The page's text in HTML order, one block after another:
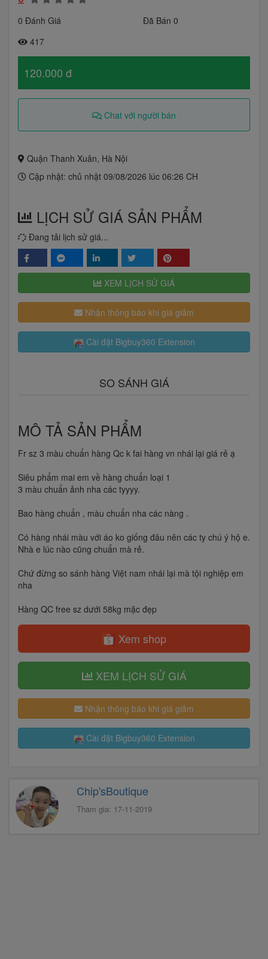
0 Đánh Giá
Đã Bán 0
417
120.000 đ
Chat với người bán
Quận Thanh Xuân, Hà Nội
Cập nhật: chủ nhật 09/08/2026 lúc 06:26 CH
LỊCH SỬ GIÁ SẢN PHẨM
Đang tải lịch sử giá...
XEM LỊCH SỬ GIÁ
Nhận thông báo khi giá giảm
Cài đặt Bigbuy360 Extension
SO SÁNH GIÁ
MÔ TẢ SẢN PHẨM
Fr sz 3 màu chuẩn hàng Qc k fai hàng vn nhái lại giá rẻ ạ
Siêu phẩm mai em về hàng chuẩn loại 1
3 màu chuẩn ảnh nha các tyyyy.
Bao hàng chuẩn , màu chuẩn nha các nàng .
Có hàng nhái màu với áo ko giống đâu nên các ty chú ý hộ e.
Nhà e lúc nào cũng chuẩn mà rẻ.
Chứ đừng so sánh hàng Việt nam nhái lại mà tội nghiệp em
nha
Hàng QC free sz dưới 58kg mặc đẹp
Xem shop
XEM LỊCH SỬ GIÁ
Nhận thông báo khi giá giảm
Cài đặt Bigbuy360 Extension
Chip'sBoutique
Tham gia: 17-11-2019